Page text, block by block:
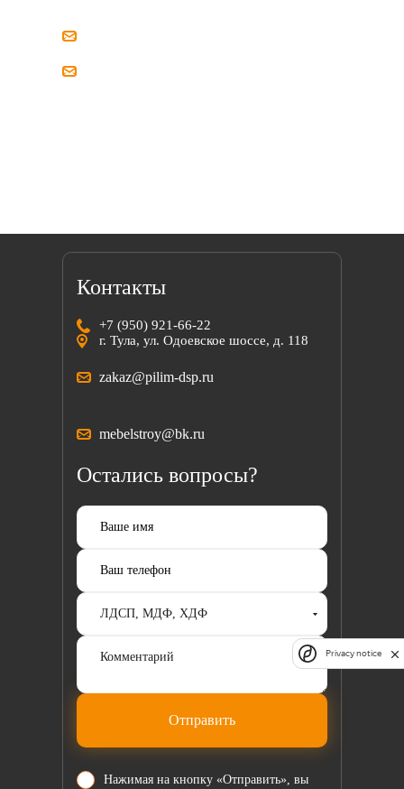
Контакты
+7 (950) 921-66-22
г. Тула, ул. Одоевское шоссе, д. 118
zakaz@pilim-dsp.ru
mebelstroy@bk.ru
Остались вопросы?
Отправить
Нажимая на кнопку «Отправить», вы
Privacy notice